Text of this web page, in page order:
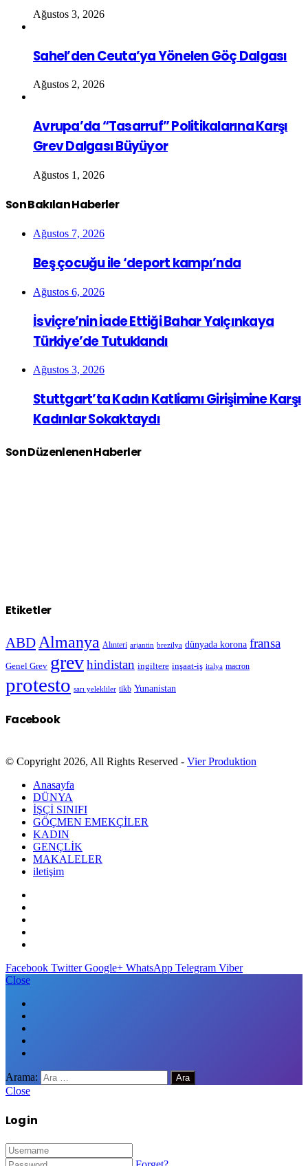
Ağustos 3, 2026
Sahel’den Ceuta’ya Yönelen Göç Dalgası
Ağustos 2, 2026
Avrupa’da “Tasarruf” Politikalarına Karşı
Grev Dalgası Büyüyor
Ağustos 1, 2026
Son Bakılan Haberler
Ağustos 7, 2026
Beş çocuğu ile ‘deport kampı’nda
Ağustos 6, 2026
İsviçre’nin İade Ettiği Bahar Yalçınkaya
Türkiye’de Tutuklandı
Ağustos 3, 2026
Stuttgart’ta Kadın Katliamı Girişimine Karşı
Kadınlar Sokaktaydı
Son Düzenlenen Haberler
Etiketler
ABD Almanya Alınteri arjantin brezilya dünyada korona fransa
Genel Grev grevhindistan ingiltere inşaat-iş italya macron
protesto sarı yelekliler tikb Yunanistan
Facebook
© Copyright 2026, All Rights Reserved - Vier Produktion
Anasayfa
DÜNYA
İŞÇİ SINIFI
GÖÇMEN EMEKÇİLER
KADIN
GENÇLİK
MAKALELER
iletişim
Facebook Twitter Google+ WhatsApp Telegram Viber
Close
Arama:
Close
Log in